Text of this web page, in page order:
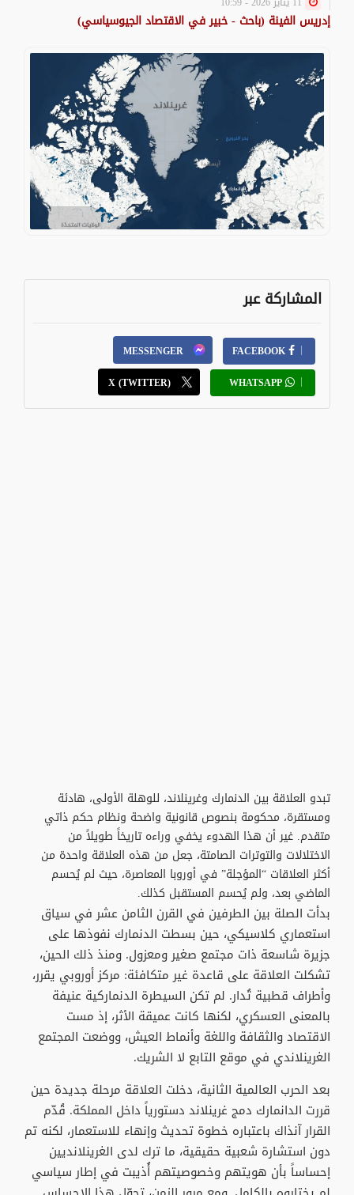
إدريس الفينة (باحث - خبير في الاقتصاد الجيوسياسي)
المشاركة عبر
FACEBOOK
MESSENGER
WHATSAPP
X (TWITTER)
تبدو العلاقة بين الدنمارك وغرينلاند، للوهلة الأولى، هادئة
ومستقرة، محكومة بنصوص قانونية واضحة ونظام حكم ذاتي
متقدم. غير أن هذا الهدوء يخفي وراءه تاريخاً طويلاً من
الاختلالات والتوترات الصامتة، جعل من هذه العلاقة واحدة من
أكثر العلاقات “المؤجلة” في أوروبا المعاصرة، حيث لم يُحسم
الماضي بعد، ولم يُحسم المستقبل كذلك.
بدأت الصلة بين الطرفين في القرن الثامن عشر في سياق
استعماري كلاسيكي، حين بسطت الدنمارك نفوذها على
جزيرة شاسعة ذات مجتمع صغير ومعزول. ومنذ ذلك الحين،
تشكلت العلاقة على قاعدة غير متكافئة: مركز أوروبي يقرر،
وأطراف قطبية تُدار. لم تكن السيطرة الدنماركية عنيفة
بالمعنى العسكري، لكنها كانت عميقة الأثر، إذ مست
الاقتصاد والثقافة واللغة وأنماط العيش، ووضعت المجتمع
الغرينلاندي في موقع التابع لا الشريك.
بعد الحرب العالمية الثانية، دخلت العلاقة مرحلة جديدة حين
قررت الدانمارك دمج غرينلاند دستورياً داخل المملكة. قُدّم
القرار آنذاك باعتباره خطوة تحديث وإنهاء للاستعمار، لكنه تم
دون استشارة شعبية حقيقية، ما ترك لدى الغرينلانديين
إحساساً بأن هويتهم وخصوصيتهم أُذيبت في إطار سياسي